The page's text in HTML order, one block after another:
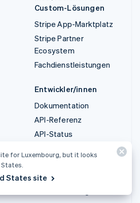
Custom-Lösungen
Stripe App-Marktplatz
Stripe Partner
Ecosystem
Fachdienstleistungen
Entwickler/innen
Dokumentation
API-Referenz
API-Status
API-Änderungsprotokoll
Stripe Projects
for Luxembourg, but it looks
States site